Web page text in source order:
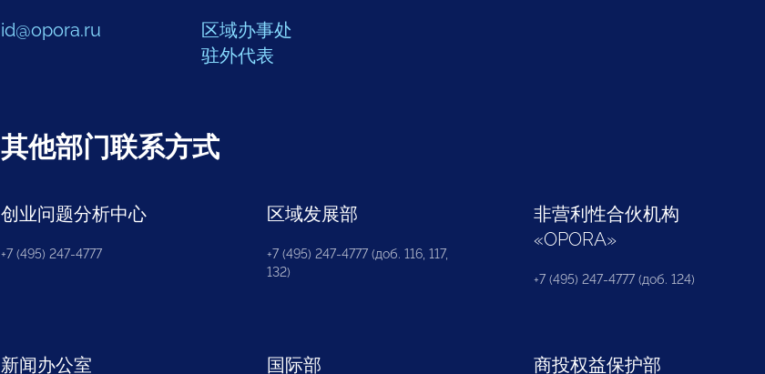
id@opora.ru
区域办事处
驻外代表
其他部门联系方式
创业问题分析中心
+7 (495) 247-4777
区域发展部
+7 (495) 247-4777 (доб. 116, 117,
132)
非营利性合伙机构
«OPORA»
+7 (495) 247-4777 (доб. 124)
新闻办公室 国际部 商投权益保护部